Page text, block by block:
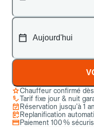
Chauffeur confirmé
Tarif fixe jour & nuit
Réservation jusqu’à 1
Replanification
Paiement 100 %